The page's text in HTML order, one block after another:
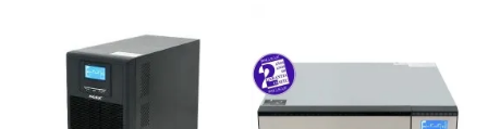
operativa ed evita la perdita di dati
in ambienti critici.